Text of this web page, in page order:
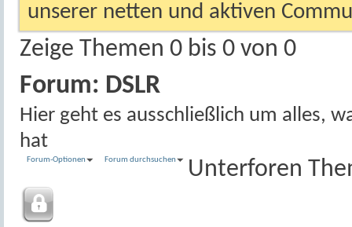
unserer netten und aktiven
Zeige Themen 0 bis 0 von 0
Forum: DSLR
Hier geht es ausschließlich um alles,
hat
Forum-Optionen Forum durchsuchen Unterforen